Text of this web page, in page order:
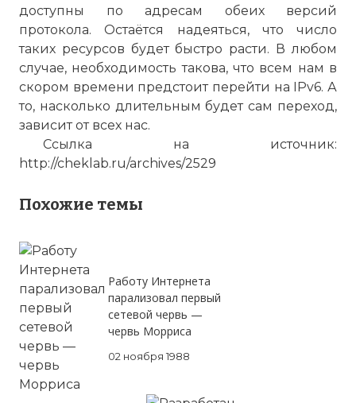
доступны по адресам обеих версий
протокола. Остаётся надеяться, что число
таких ресурсов будет быстро расти. В любом
случае, необходимость такова, что всем нам в
скором времени предстоит перейти на IPv6. А
то, насколько длительным будет сам переход,
зависит от всех нас.
Ссылка на источник:
http://cheklab.ru/archives/2529
Похожие темы
Работу Интернета
парализовал первый
сетевой червь —
червь Морриса
02 ноября 1988